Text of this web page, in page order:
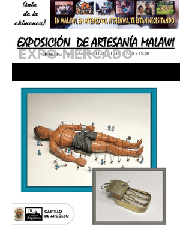
EXPO-MERCADO
Agosto 2026 (Sala de la